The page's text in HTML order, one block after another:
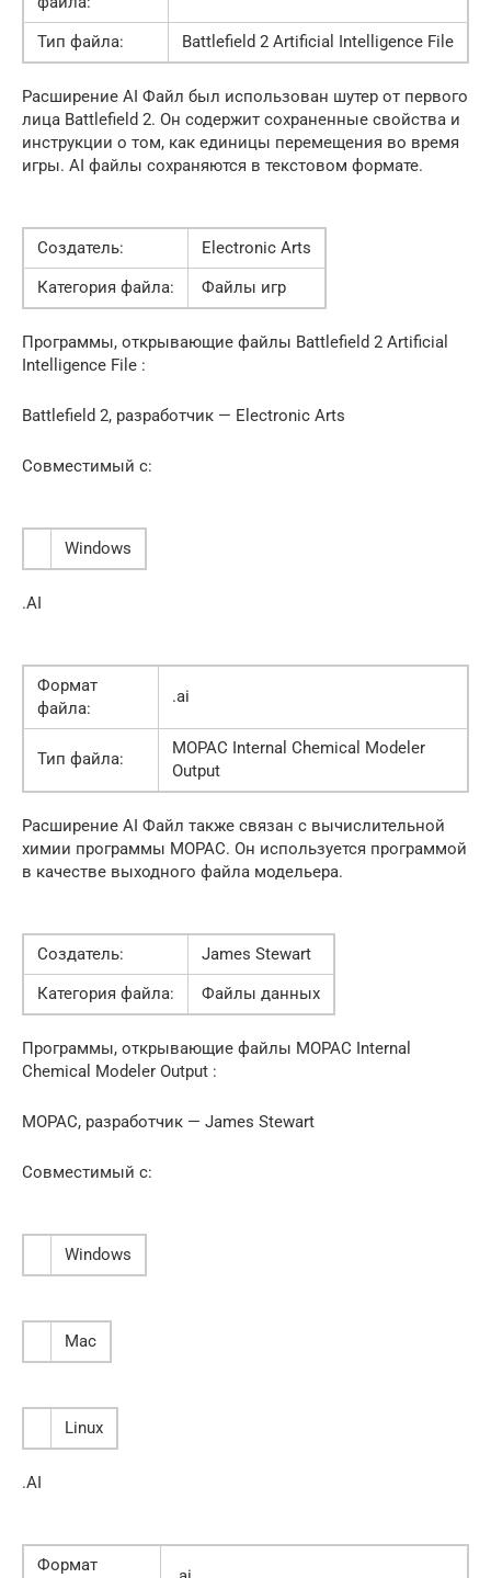
Тип файла: Battlefield 2 Artificial Intelligence File
Расширение AI Файл был использован шутер от первого
лица Battlefield 2. Он содержит сохраненные свойства и
инструкции о том, как единицы перемещения во время
игры. AI файлы сохраняются в текстовом формате.
Создатель:
Electronic Arts
Категория файла:
Файлы игр
Программы, открывающие файлы Battlefield 2 Artificial
Intelligence File :
Battlefield 2, разработчик — Electronic Arts
Совместимый с:
Windows
.AI
Формат
файла:
.ai
Тип файла:
MOPAC Internal Chemical Modeler
Output
Расширение AI Файл также связан с вычислительной
химии программы MOPAC. Он используется программой
в качестве выходного файла модельера.
Создатель:
James Stewart
Категория файла:
Файлы данных
Программы, открывающие файлы MOPAC Internal
Chemical Modeler Output :
MOPAC, разработчик — James Stewart
Совместимый с:
Windows
Mac
Linux
.AI
Формат